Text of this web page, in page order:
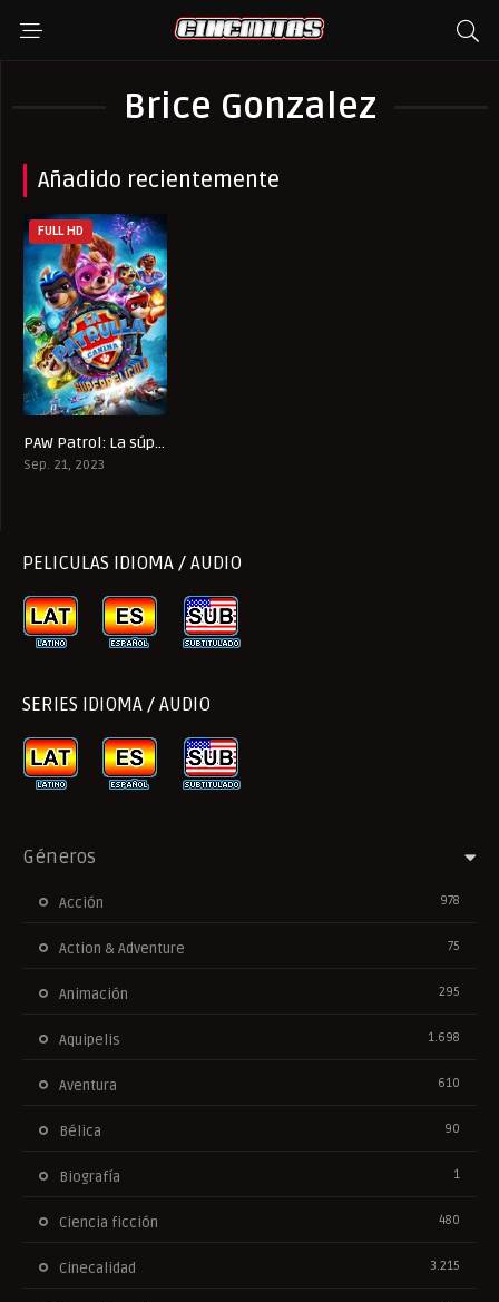
Brice Gonzalez
Añadido recientemente
6
FULL HD
PAW Patrol: La súper película
Sep. 21, 2023
PELICULAS IDIOMA / AUDIO
SERIES IDIOMA / AUDIO
Géneros
Acción 978
Action & Adventure 75
Animación 295
Aquipelis 1.698
Aventura 610
Bélica 90
Biografía 1
Ciencia ficción 480
Cinecalidad 3.215